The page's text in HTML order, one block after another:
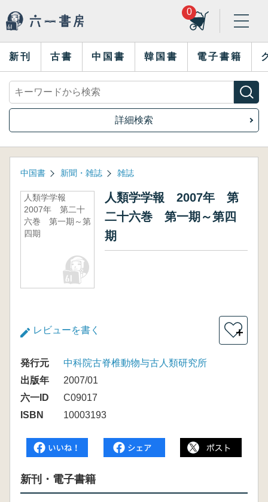
0
新刊 古書 中国書 韓国書 電子書籍
詳細検索
中国書 新聞・雑誌 雑誌
人類学学報
2007年 第二十
六巻 第一期～第
四期
人類学学報 2007年 第
二十六巻 第一期～第四
期
レビューを書く ＋
発行元
中科院古脊椎動物与古人類研究所
出版年
2007/01
六一ID
C09017
ISBN
10003193
新刊・電子書籍